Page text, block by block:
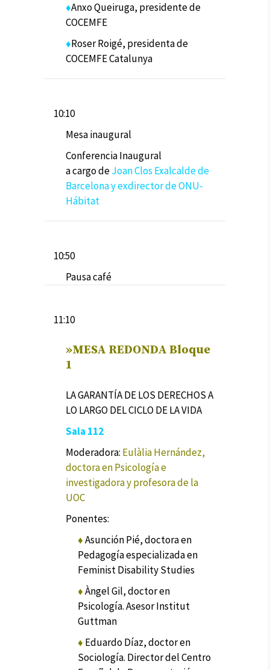
♦Anxo Queiruga, presidente de
COCEMFE
♦Roser Roigé, presidenta de
COCEMFE Catalunya
10:10
Mesa inaugural
Conferencia Inaugural
acargodeJoan Clos Exalcalde de
Barcelona y exdirector de ONU-
Hábitat
10:50
Pausa café
11:10
»MESA REDONDA Bloque
1
LA GARANTÍA DE LOS DERECHOS A
LO LARGO DEL CICLO DE LA VIDA
Sala 112
Moderadora: Eulàlia Hernández,
doctora en Psicología e
investigadora y profesora de la
UOC
Ponentes:
♦Asunción Pié, doctora en
Pedagogía especializada en
Feminist Disability Studies
♦Àngel Gil, doctor en
Psicología. Asesor Institut
Guttman
♦ Eduardo Díaz, doctor en
Sociología. Director del Centro